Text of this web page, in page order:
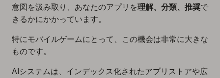
意図を汲み取り、あなたのアプリを理解、分類、推奨で
きるかにかかっています。
特にモバイルゲームにとって、この機会は非常に大きな
ものです。
AIシステムは、インデックス化されたアプリストアや広